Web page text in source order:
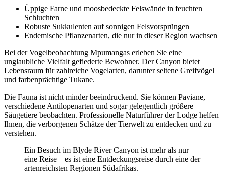
Üppige Farne und moosbedeckte Felswände in feuchten
Schluchten
Robuste Sukkulenten auf sonnigen Felsvorsprüngen
Endemische Pflanzenarten, die nur in dieser Region wachsen
Bei der Vogelbeobachtung Mpumangas erleben Sie eine
unglaubliche Vielfalt gefiederte Bewohner. Der Canyon bietet
Lebensraum für zahlreiche Vogelarten, darunter seltene Greifvögel
und farbenprächtige Tukane.
Die Fauna ist nicht minder beeindruckend. Sie können Paviane,
verschiedene Antilopenarten und sogar gelegentlich größere
Säugetiere beobachten. Professionelle Naturführer der Lodge helfen
Ihnen, die verborgenen Schätze der Tierwelt zu entdecken und zu
verstehen.
Ein Besuch im Blyde River Canyon ist mehr als nur
eine Reise – es ist eine Entdeckungsreise durch eine der
artenreichsten Regionen Südafrikas.